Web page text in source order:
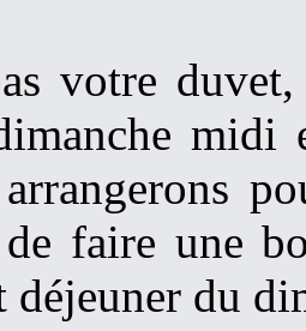
votre
midi
faire une
du